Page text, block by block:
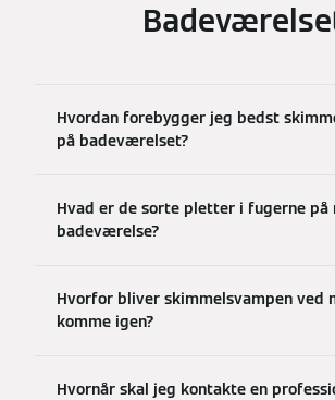
Hvordan forebygger jeg bedst
på badeværelset?
Hvad er de sorte pletter i fugerne på
badeværelse?
Hvorfor bliver skimmelsvampen ved
komme igen?
Hvornår skal jeg kontakte en